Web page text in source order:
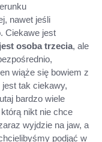
nawet jeśli
Ciekawe jest
osoba trzecia, ale
wiąże się bowiem z
tak ciekawy,
bardzo wiele
nikt nie chce
wyjdzie na jaw, a
podjąć w